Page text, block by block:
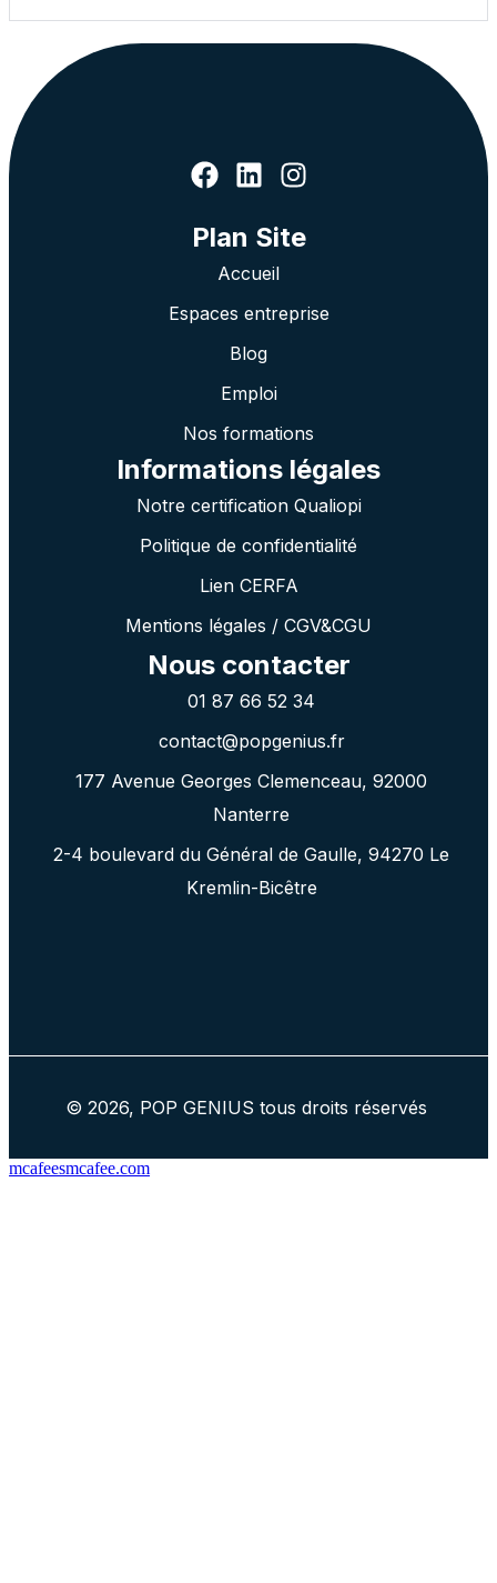
Plan Site
Accueil
Espaces entreprise
Blog
Emploi
Nos formations
Informations légales
Notre certification Qualiopi
Politique de confidentialité
Lien CERFA
Mentions légales / CGV&CGU
Nous contacter
01 87 66 52 34
contact@popgenius.fr
177 Avenue Georges Clemenceau, 92000
Nanterre
2-4 boulevard du Général de Gaulle, 94270 Le
Kremlin-Bicêtre
© 2026, POP GENIUS tous droits réservés
mcafeesmcafee.com